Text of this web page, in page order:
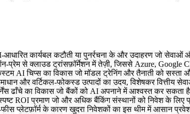
आधारित कार्यबल कटौती या पुनर्रचना के और उदाहरण जो सेवाओं
प्रेम से क्लाउड ट्रांसफ़ॉर्मेशन में तेज़ी, जिससे Azure, Google
AI चिप्स का विकास जो मॉडल ट्रेनिंग और तैनाती को सस्ता
और वर्टिकल-फोकस्ड उत्पादों का उदय, विशेषकर वित्तीय
ढाँचे का विकास जो बैंकों को AI अपनाने में आश्वस्त कर सकता
ROI प्रमाण जो और अधिक बैंकिंग संस्थानों को निवेश के लिए
प्लेटफ़ॉर्म के कारण खुदरा निवेशकों का इस थीम में आसान